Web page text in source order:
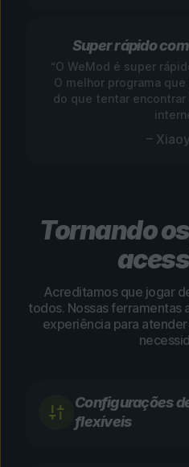
Super rápido
“O WeMod é super
O melhor programa
do que tentar
–
Tornando
Acreditamos que jogar
todos. Nossas ferramentas
experiência para
Configurações
flexíveis